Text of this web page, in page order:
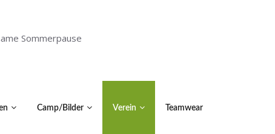
Sommerpause
Camp/Bilder Verein Teamwear